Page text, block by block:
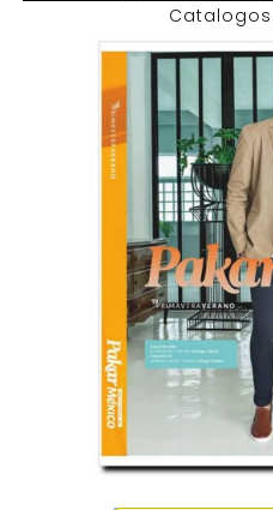
Catalogos